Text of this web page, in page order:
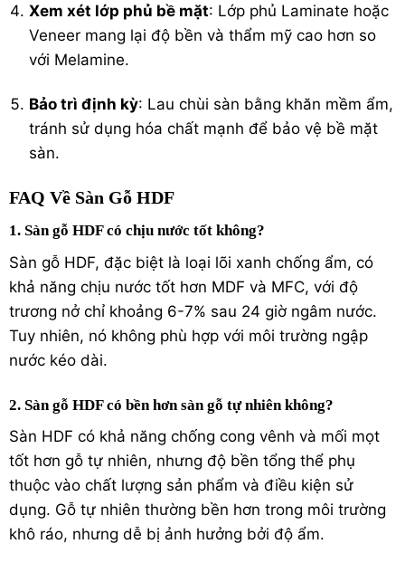
Xem xét lớp phủ bề mặt: Lớp phủ Laminate hoặc
Veneer mang lại độ bền và thẩm mỹ cao hơn so
với Melamine.
Bảo trì định kỳ: Lau chùi sàn bằng khăn mềm ẩm,
tránh sử dụng hóa chất mạnh để bảo vệ bề mặt
sàn.
FAQ Về Sàn Gỗ HDF
1. Sàn gỗ HDF có chịu nước tốt không?
Sàn gỗ HDF, đặc biệt là loại lõi xanh chống ẩm, có
khả năng chịu nước tốt hơn MDF và MFC, với độ
trương nở chỉ khoảng 6-7% sau 24 giờ ngâm nước.
Tuy nhiên, nó không phù hợp với môi trường ngập
nước kéo dài.
2. Sàn gỗ HDF có bền hơn sàn gỗ tự nhiên không?
Sàn HDF có khả năng chống cong vênh và mối mọt
tốt hơn gỗ tự nhiên, nhưng độ bền tổng thể phụ
thuộc vào chất lượng sản phẩm và điều kiện sử
dụng. Gỗ tự nhiên thường bền hơn trong môi trường
khô ráo, nhưng dễ bị ảnh hưởng bởi độ ẩm.